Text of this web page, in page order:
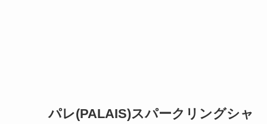
パレ(PALAIS)スパークリングシャ